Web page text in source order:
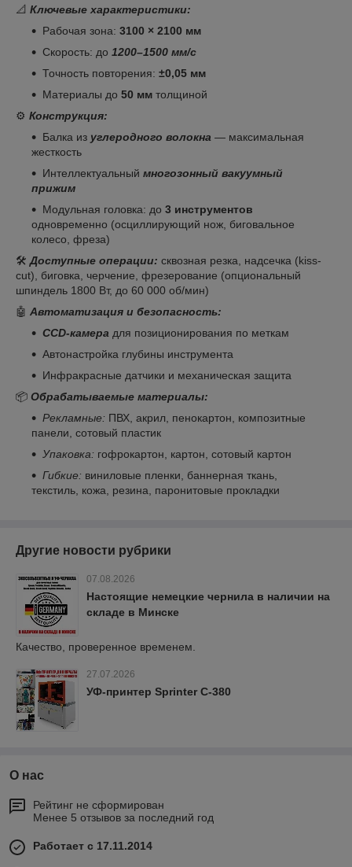
📐 Ключевые характеристики:
Рабочая зона: 3100 × 2100 мм
Скорость: до 1200–1500 мм/с
Точность повторения: ±0,05 мм
Материалы до 50 мм толщиной
⚙️ Конструкция:
Балка из углеродного волокна — максимальная
жесткость
Интеллектуальный многозонный вакуумный
прижим
Модульная головка: до 3 инструментов
одновременно (осциллирующий нож, биговальное
колесо, фреза)
🛠 Доступные операции: сквозная резка, надсечка (kiss-
cut), биговка, черчение, фрезерование (опциональный
шпиндель 1800 Вт, до 60 000 об/мин)
🤖 Автоматизация и безопасность:
CCD-камера для позиционирования по меткам
Автонастройка глубины инструмента
Инфракрасные датчики и механическая защита
📦 Обрабатываемые материалы:
Рекламные: ПВХ, акрил, пенокартон, композитные
панели, сотовый пластик
Упаковка: гофрокартон, картон, сотовый картон
Гибкие: виниловые пленки, баннерная ткань,
текстиль, кожа, резина, паронитовые прокладки
Другие новости рубрики
07.08.2026
Настоящие немецкие чернила в наличии на
складе в Минске
Качество, проверенное временем.
27.07.2026
УФ-принтер Sprinter C-380
О нас
Рейтинг не сформирован
Менее 5 отзывов за последний год
Работает с 17.11.2014